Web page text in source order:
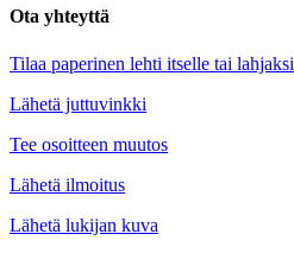
Ota yhteyttä
Tilaa paperinen lehti itselle tai lahjaksi
Lähetä juttuvinkki
Tee osoitteen muutos
Lähetä ilmoitus
Lähetä lukijan kuva